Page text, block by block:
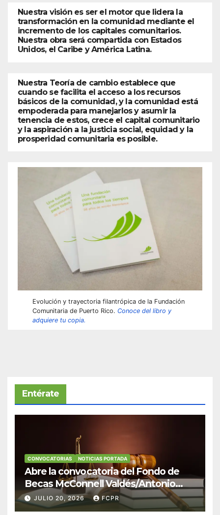
Nuestra visión es ser el motor que lidera la
transformación en la comunidad mediante el
incremento de los capitales comunitarios.
Nuestra obra será compartida con Estados
Unidos, el Caribe y América Latina.
Nuestra Teoría de cambio establece que
cuando se facilita el acceso a los recursos
básicos de la comunidad, y la comunidad está
empoderada para manejarlos y asumir la
tenencia de estos, crece el capital comunitario
y la aspiración a la justicia social, equidad y la
prosperidad comunitaria es posible.
Evolución y trayectoria filantrópica de la Fundación
Comunitaria de Puerto Rico. Conoce del libro y
adquiere tu copia.
Entérate
CONVOCATORIAS NOTICIAS PORTADA
Abre la convocatoria del Fondo de
Becas McConnell Valdés/Antonio
Escudero Viera para estudiantes de
Derecho en Puerto Rico
JULIO 20, 2026 FCPR